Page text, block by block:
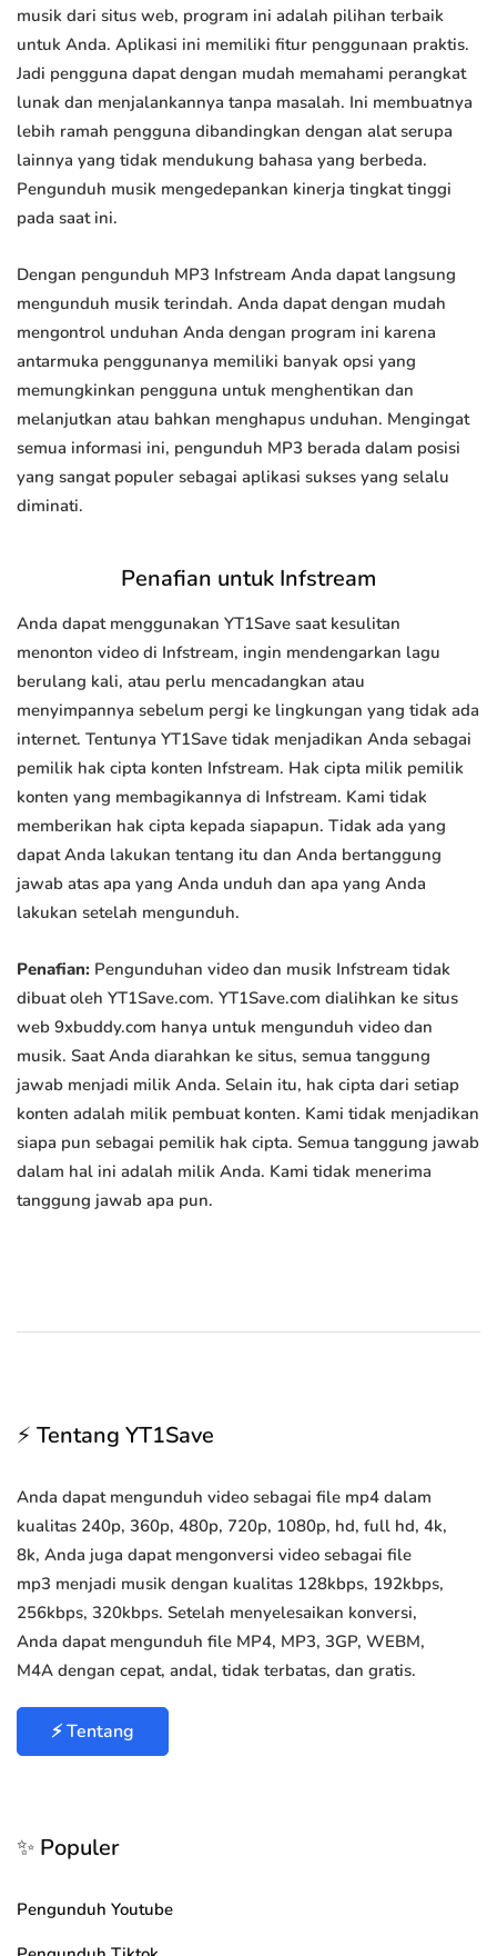
musik dari situs web, program ini adalah pilihan terbaik
untuk Anda. Aplikasi ini memiliki fitur penggunaan praktis.
Jadi pengguna dapat dengan mudah memahami perangkat
lunak dan menjalankannya tanpa masalah. Ini membuatnya
lebih ramah pengguna dibandingkan dengan alat serupa
lainnya yang tidak mendukung bahasa yang berbeda.
Pengunduh musik mengedepankan kinerja tingkat tinggi
pada saat ini.
Dengan pengunduh MP3 Infstream Anda dapat langsung
mengunduh musik terindah. Anda dapat dengan mudah
mengontrol unduhan Anda dengan program ini karena
antarmuka penggunanya memiliki banyak opsi yang
memungkinkan pengguna untuk menghentikan dan
melanjutkan atau bahkan menghapus unduhan. Mengingat
semua informasi ini, pengunduh MP3 berada dalam posisi
yang sangat populer sebagai aplikasi sukses yang selalu
diminati.
Penafian untuk Infstream
Anda dapat menggunakan YT1Save saat kesulitan
menonton video di Infstream, ingin mendengarkan lagu
berulang kali, atau perlu mencadangkan atau
menyimpannya sebelum pergi ke lingkungan yang tidak ada
internet. Tentunya YT1Save tidak menjadikan Anda sebagai
pemilik hak cipta konten Infstream. Hak cipta milik pemilik
konten yang membagikannya di Infstream. Kami tidak
memberikan hak cipta kepada siapapun. Tidak ada yang
dapat Anda lakukan tentang itu dan Anda bertanggung
jawab atas apa yang Anda unduh dan apa yang Anda
lakukan setelah mengunduh.
Penafian: Pengunduhan video dan musik Infstream tidak
dibuat oleh YT1Save.com. YT1Save.com dialihkan ke situs
web 9xbuddy.com hanya untuk mengunduh video dan
musik. Saat Anda diarahkan ke situs, semua tanggung
jawab menjadi milik Anda. Selain itu, hak cipta dari setiap
konten adalah milik pembuat konten. Kami tidak menjadikan
siapa pun sebagai pemilik hak cipta. Semua tanggung jawab
dalam hal ini adalah milik Anda. Kami tidak menerima
tanggung jawab apa pun.
⚡ Tentang YT1Save
Anda dapat mengunduh video sebagai file mp4 dalam
kualitas 240p, 360p, 480p, 720p, 1080p, hd, full hd, 4k,
8k, Anda juga dapat mengonversi video sebagai file
mp3 menjadi musik dengan kualitas 128kbps, 192kbps,
256kbps, 320kbps. Setelah menyelesaikan konversi,
Anda dapat mengunduh file MP4, MP3, 3GP, WEBM,
M4A dengan cepat, andal, tidak terbatas, dan gratis.
⚡ Tentang
✨ Populer
Pengunduh Youtube